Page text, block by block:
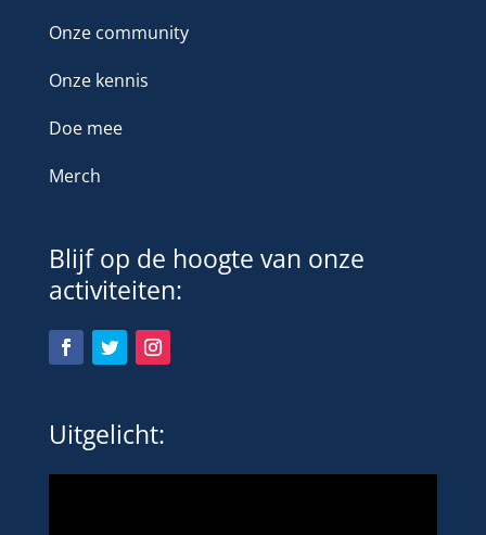
Onze community
Onze kennis
Doe mee
Merch
Blijf op de hoogte van onze
activiteiten:
Uitgelicht: